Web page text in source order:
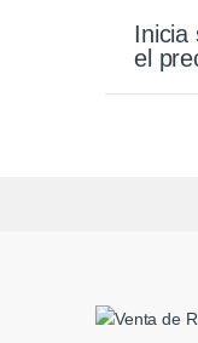
Inicia
el